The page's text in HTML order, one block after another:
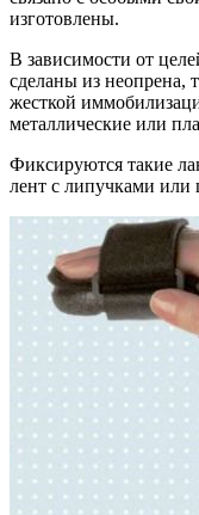
изготовлены.
В зависимости от
сделаны из неопрена,
жесткой
металлические или
Фиксируются такие
лент с липучками или